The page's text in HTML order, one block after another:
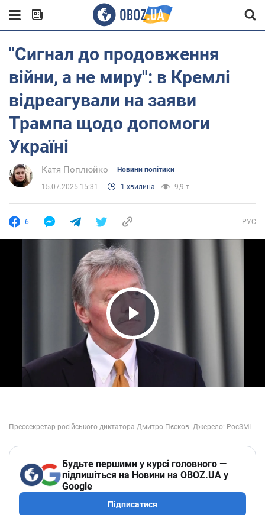
"Сигнал до продовження
війни, а не миру": в Кремлі
відреагували на заяви
Трампа щодо допомоги
Україні
Катя Поплюйко Новини політики
15.07.2025 15:31 1 хвилина 9,9 т.
6 РУС
Play Video
Будьте першими у курсі головного —
підпишіться на Новини на OBOZ.UA у
Google
Підписатися